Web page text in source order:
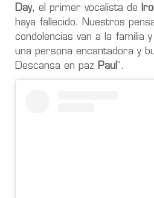
Day, el primer vocalista de
haya fallecido. Nuestros
condolencias van a la familia
una persona encantadora y
Descansa en paz Paul".